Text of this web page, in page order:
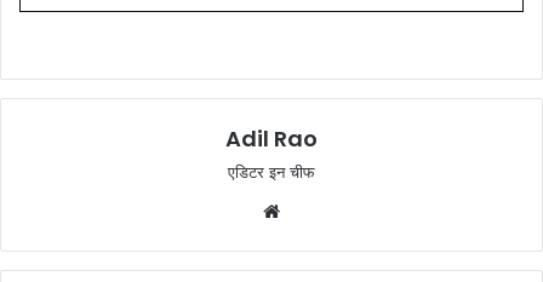
Adil Rao
एडिटर इन चीफ
b